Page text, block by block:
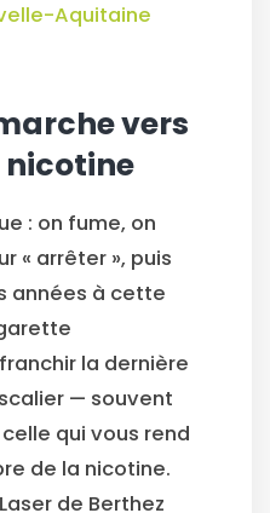
Aquitaine
vers
nicotine
: on fume, on
« arrêter », puis
années à cette
la dernière
— souvent
qui vous rend
de la nicotine.
de Berthez